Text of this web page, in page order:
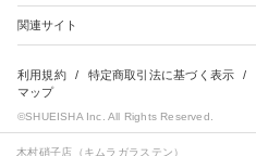
木村硝子店（キムラガラステン）
ショッピングガイド
会員特典のご案内
よくあるご質問
お問合せ
関連サイト
雑誌定期購読について
集英社Webマガジン Cobalt
利用規約 特定商取引法に基づく表示
マップ
©SHUEISHA Inc. All Rights Reserved.